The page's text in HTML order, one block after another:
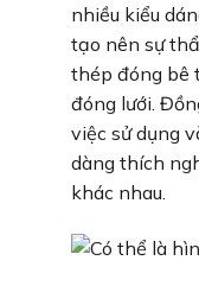
nhiều kiểu
tạo nên sự
thép đóng bê
đóng lưới.
việc sử dụng
dàng thích
khác nhau.